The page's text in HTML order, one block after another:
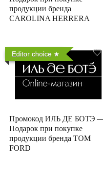
продукции бренда
CAROLINA HERRERA
Editor choice
Промокод ИЛЬ ДЕ БОТЭ
Подарок при покупке
продукции бренда TOM
FORD